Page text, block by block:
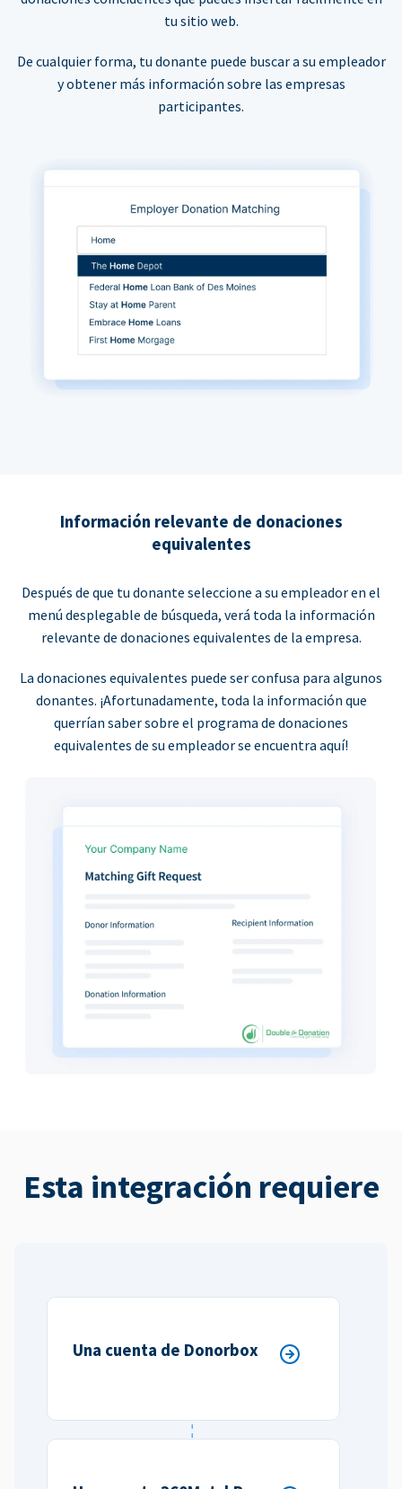
tu sitio web.
De cualquier forma, tu donante puede buscar a su empleador
y obtener más información sobre las empresas
participantes.
Información relevante de donaciones
equivalentes
Después de que tu donante seleccione a su empleador en el
menú desplegable de búsqueda, verá toda la información
relevante de donaciones equivalentes de la empresa.
La donaciones equivalentes puede ser confusa para algunos
donantes. ¡Afortunadamente, toda la información que
querrían saber sobre el programa de donaciones
equivalentes de su empleador se encuentra aquí!
Esta integración requiere
Una cuenta de Donorbox